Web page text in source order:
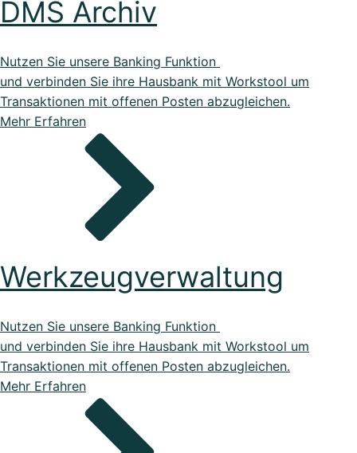
DMS Archiv
Nutzen Sie unsere Banking Funktion
und verbinden Sie ihre Hausbank mit Workstool um
Transaktionen mit offenen Posten abzugleichen.
Mehr Erfahren
Werkzeugverwaltung
Nutzen Sie unsere Banking Funktion
und verbinden Sie ihre Hausbank mit Workstool um
Transaktionen mit offenen Posten abzugleichen.
Mehr Erfahren